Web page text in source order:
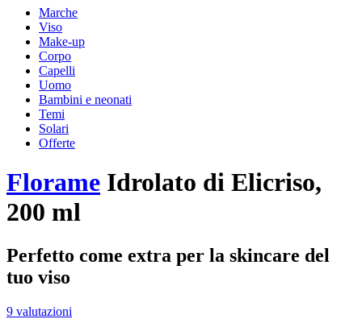
Marche
Viso
Make-up
Corpo
Capelli
Uomo
Bambini e neonati
Temi
Solari
Offerte
Florame Idrolato di Elicriso,
200 ml
Perfetto come extra per la skincare del
tuo viso
9 valutazioni